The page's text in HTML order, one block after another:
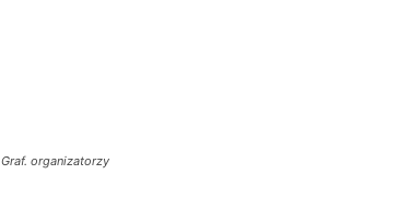
Graf. organizatorzy